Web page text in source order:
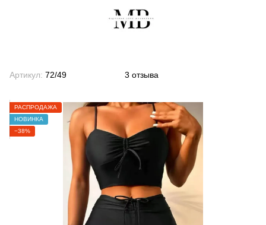
Артикул: 72/49 3 отзыва
РАСПРОДАЖА
НОВИНКА
−38%